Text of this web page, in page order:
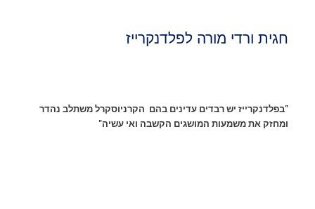
חגית ורדי מורה לפלדנקרייז
"בפלדנקרייז יש רבדים עדינים בהם הקרניוסקרל משתלב נהדר
ומחזק את משמעות המושגים הקשבה ואי עשיה"